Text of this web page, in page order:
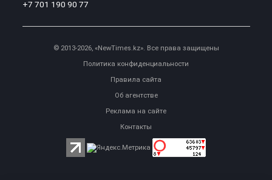
+7 701 190 90 77
© 2013-2026, «NewTimes.kz». Все права защищены
Политика конфиденциальности
Правила сайта
Об агентстве
Реклама на сайте
Контакты